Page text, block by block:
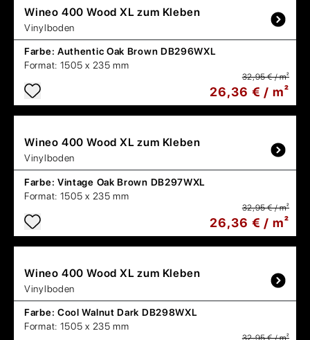
Wineo 400 Wood XL zum Kleben
Vinylboden
Farbe: Authentic Oak Brown DB296WXL
Format: 1505 x 235 mm
32,95 € / m²
26,36 € / m²
Wineo 400 Wood XL zum Kleben
Vinylboden
Farbe: Vintage Oak Brown DB297WXL
Format: 1505 x 235 mm
32,95 € / m²
26,36 € / m²
Wineo 400 Wood XL zum Kleben
Vinylboden
Farbe: Cool Walnut Dark DB298WXL
Format: 1505 x 235 mm